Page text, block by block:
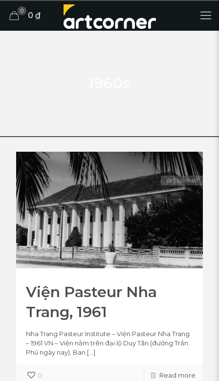
0 0 ₫
Viện Pasteur Nha
Trang, 1961
Nha Trang Pasteur Institute – Viện Pasteur Nha Trang
– 1961 VN – Viện nằm trên đại lộ Duy Tân (đường Trần
Phú ngày nay). Ban […]
0 Read more